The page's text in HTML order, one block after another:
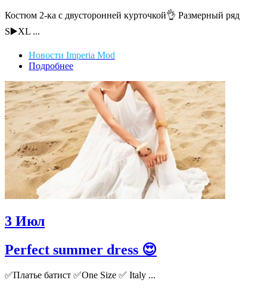
Костюм 2-ка с двусторонней курточкой👌 Размерный ряд
S▶️XL ...
Новости Imperia Mod
Подробнее
3 Июл
Perfect summer dress 😍
✅Платье батист ✅One Size ✅ Italy ...